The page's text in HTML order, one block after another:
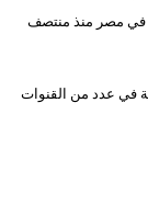
فيديو
في مصر منذ منتصف
في عدد من القنوات